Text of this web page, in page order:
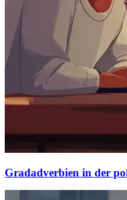
Gradadverbien in der